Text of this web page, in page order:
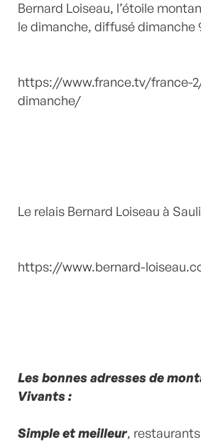
Bernard Loiseau, l’étoile
le dimanche, diffusé dimanche
https://www.france.tv/france-
dimanche/
Le relais Bernard Loiseau à
https://www.bernard-
Les bonnes adresses de
Vivants :
Simple et meilleur,